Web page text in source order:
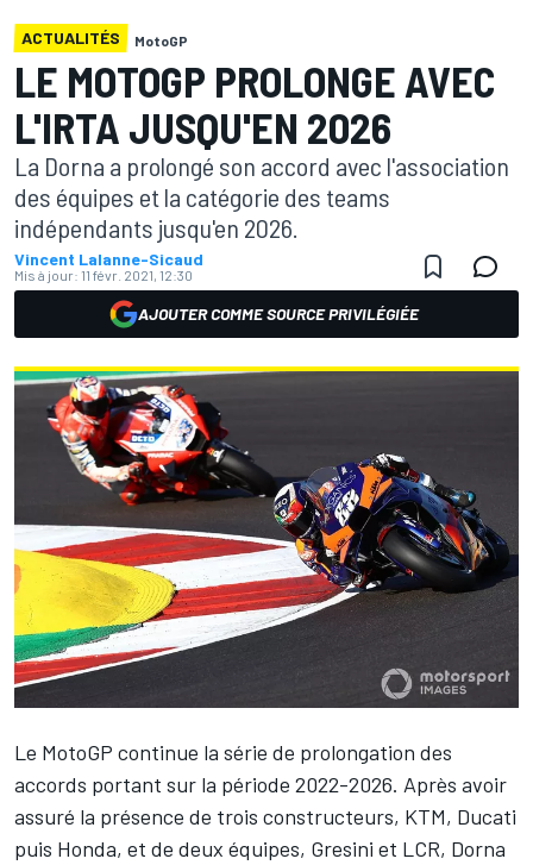
ACTUALITÉS MotoGP
LE MOTOGP PROLONGE AVEC
L'IRTA JUSQU'EN 2026
La Dorna a prolongé son accord avec l'association
des équipes et la catégorie des teams
indépendants jusqu'en 2026.
Vincent Lalanne-Sicaud
Mis à jour: 11 févr. 2021, 12:30
AJOUTER COMME SOURCE PRIVILÉGIÉE
Le MotoGP continue la série de prolongation des
accords portant sur la période 2022-2026. Après avoir
assuré la présence de trois constructeurs, KTM, Ducati
puis Honda, et de deux équipes, Gresini et LCR, Dorna